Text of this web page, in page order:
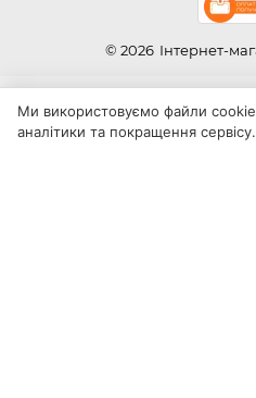
© 2026 Інтернет-
Ми використовуємо файли cookie
аналітики та покращення сервісу.